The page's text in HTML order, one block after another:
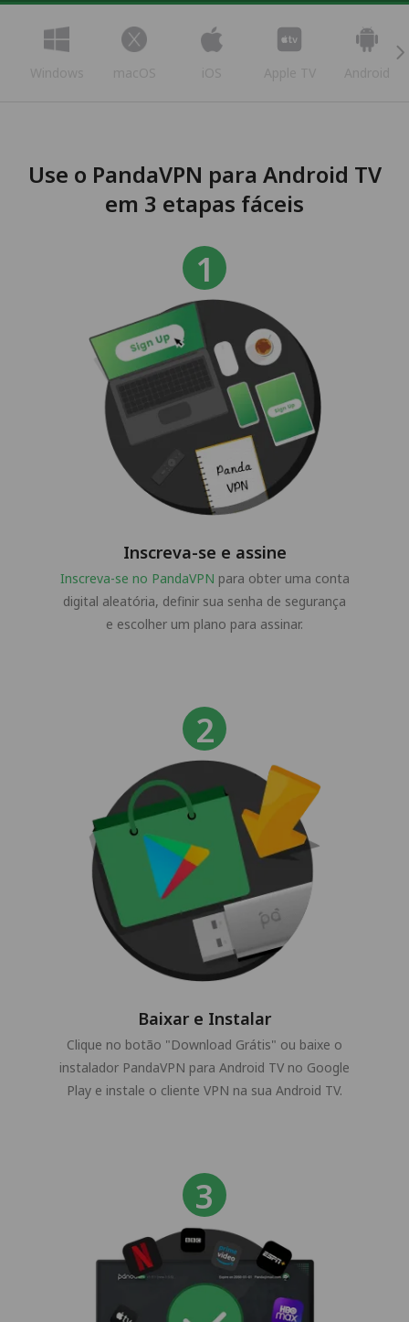
Windows macOS iOS Apple TV Android
Use o PandaVPN para Android TV
em 3 etapas fáceis
Inscreva-se e assine
Inscreva-se no PandaVPN para obter uma conta
digital aleatória, definir sua senha de segurança
e escolher um plano para assinar.
Baixar e Instalar
Clique no botão "Download Grátis" ou baixe o
instalador PandaVPN para Android TV no Google
Play e instale o cliente VPN na sua Android TV.